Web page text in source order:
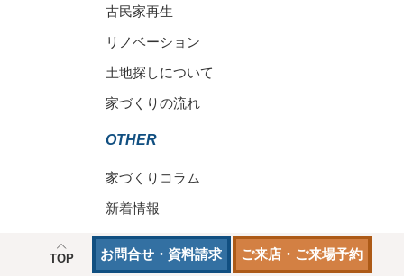
ご来店・ご来場予約
お問合せ・資料請求
TOP
古民家再生
リノベーション
土地探しについて
家づくりの流れ
OTHER
家づくりコラム
新着情報
スタッフ紹介
よくあるご質問